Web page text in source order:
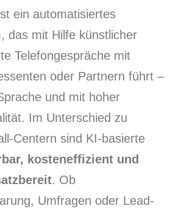
ein automatisiertes
das mit Hilfe künstlicher
Telefongespräche mit
oder Partnern führt –
und mit hoher
Im Unterschied zu
Centern sind KI-basierte
kosteneffizient und
. Ob
Umfragen oder Lead-